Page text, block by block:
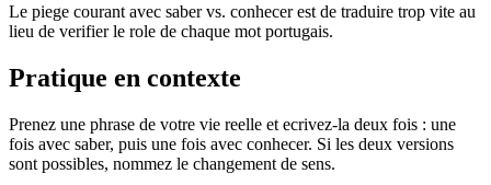
Le piege courant avec saber vs. conhecer est de traduire trop vite au
lieu de verifier le role de chaque mot portugais.
Pratique en contexte
Prenez une phrase de votre vie reelle et ecrivez-la deux fois : une
fois avec saber, puis une fois avec conhecer. Si les deux versions
sont possibles, nommez le changement de sens.